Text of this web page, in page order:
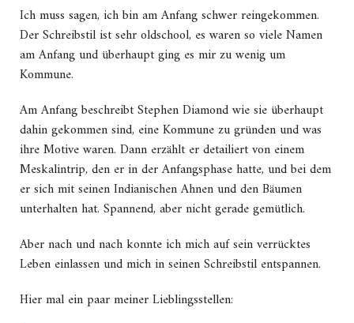
Ich muss sagen, ich bin am Anfang schwer reingekommen.
Der Schreibstil ist sehr oldschool, es waren so viele Namen
am Anfang und überhaupt ging es mir zu wenig um
Kommune.
Am Anfang beschreibt Stephen Diamond wie sie überhaupt
dahin gekommen sind, eine Kommune zu gründen und was
ihre Motive waren. Dann erzählt er detailiert von einem
Meskalintrip, den er in der Anfangsphase hatte, und bei dem
er sich mit seinen Indianischen Ahnen und den Bäumen
unterhalten hat. Spannend, aber nicht gerade gemütlich.
Aber nach und nach konnte ich mich auf sein verrücktes
Leben einlassen und mich in seinen Schreibstil entspannen.
Hier mal ein paar meiner Lieblingsstellen: